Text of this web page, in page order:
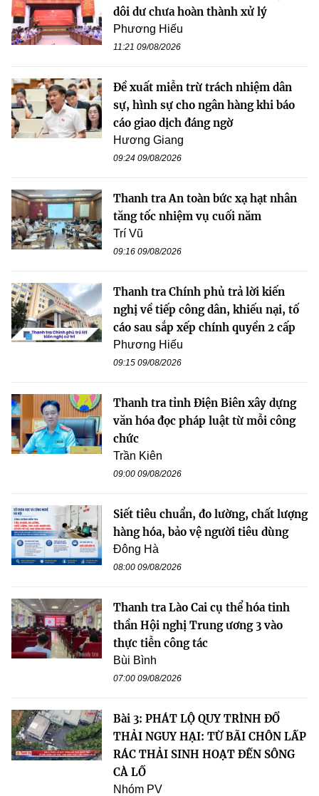
dôi dư chưa hoàn thành xử lý
Phương Hiếu
11:21 09/08/2026
Đề xuất miễn trừ trách nhiệm dân
sự, hình sự cho ngân hàng khi báo
cáo giao dịch đáng ngờ
Hương Giang
09:24 09/08/2026
Thanh tra An toàn bức xạ hạt nhân
tăng tốc nhiệm vụ cuối năm
Trí Vũ
09:16 09/08/2026
Thanh tra Chính phủ trả lời kiến
nghị về tiếp công dân, khiếu nại, tố
cáo sau sắp xếp chính quyền 2 cấp
Phương Hiếu
09:15 09/08/2026
Thanh tra tỉnh Điện Biên xây dựng
văn hóa đọc pháp luật từ mỗi công
chức
Trần Kiên
09:00 09/08/2026
Siết tiêu chuẩn, đo lường, chất lượng
hàng hóa, bảo vệ người tiêu dùng
Đông Hà
08:00 09/08/2026
Thanh tra Lào Cai cụ thể hóa tinh
thần Hội nghị Trung ương 3 vào
thực tiễn công tác
Bùi Bình
07:00 09/08/2026
Bài 3: PHÁT LỘ QUY TRÌNH ĐỔ
THẢI NGUY HẠI: TỪ BÃI CHÔN LẤP
RÁC THẢI SINH HOẠT ĐẾN SÔNG
CÀ LỒ
Nhóm PV